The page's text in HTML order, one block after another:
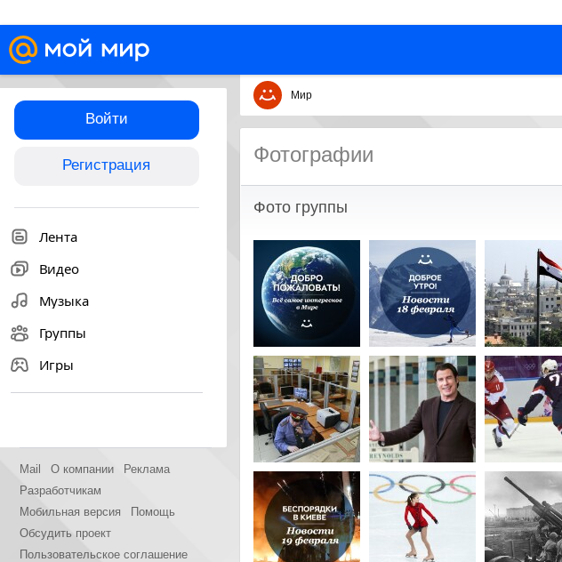
Войти
Регистрация
Лента
Видео
Музыка
Группы
Игры
Mail О компании
Реклама
Разработчикам
Мобильная версия
Помощь
Обсудить проект
Пользовательское соглашение
Мир
Фотографии
Фото группы